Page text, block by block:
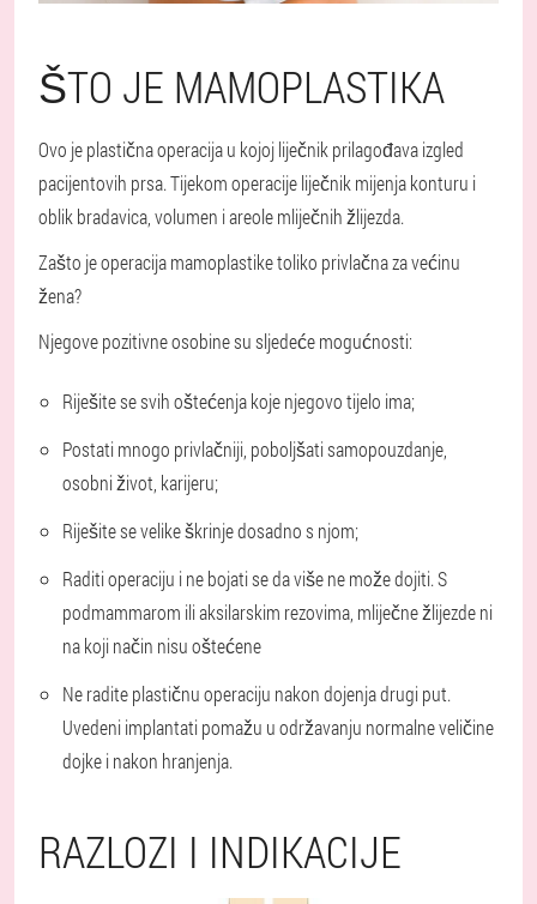
ŠTO JE MAMOPLASTIKA
Ovo je plastična operacija u kojoj liječnik prilagođava izgled
pacijentovih prsa. Tijekom operacije liječnik mijenja konturu i
oblik bradavica, volumen i areole mliječnih žlijezda.
Zašto je operacija mamoplastike toliko privlačna za većinu
žena?
Njegove pozitivne osobine su sljedeće mogućnosti:
Riješite se svih oštećenja koje njegovo tijelo ima;
Postati mnogo privlačniji, poboljšati samopouzdanje,
osobni život, karijeru;
Riješite se velike škrinje dosadno s njom;
Raditi operaciju i ne bojati se da više ne može dojiti. S
podmammarom ili aksilarskim rezovima, mliječne žlijezde ni
na koji način nisu oštećene
Ne radite plastičnu operaciju nakon dojenja drugi put.
Uvedeni implantati pomažu u održavanju normalne veličine
dojke i nakon hranjenja.
RAZLOZI I INDIKACIJE